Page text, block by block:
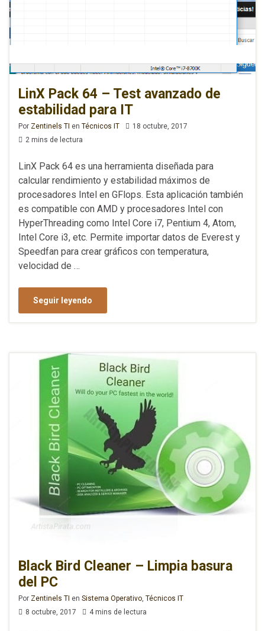
LinX Pack 64 – Test avanzado de
estabilidad para IT
Por Zentinels TI en Técnicos IT
18 octubre, 2017
2 mins de lectura
LinX Pack 64 es una herramienta diseñada para
calcular rendimiento y estabilidad máximos de
procesadores Intel en GFlops. Esta aplicación también
es compatible con AMD y procesadores Intel con
HyperThreading como Intel Core i7, Pentium 4, Atom,
Intel Core i3, etc. Permite importar datos de Everest y
Speedfan para crear gráficos con temperatura,
velocidad de …
Seguir leyendo
Black Bird Cleaner – Limpia basura
del PC
Por Zentinels TI en Sistema Operativo, Técnicos IT
8 octubre, 2017
4 mins de lectura